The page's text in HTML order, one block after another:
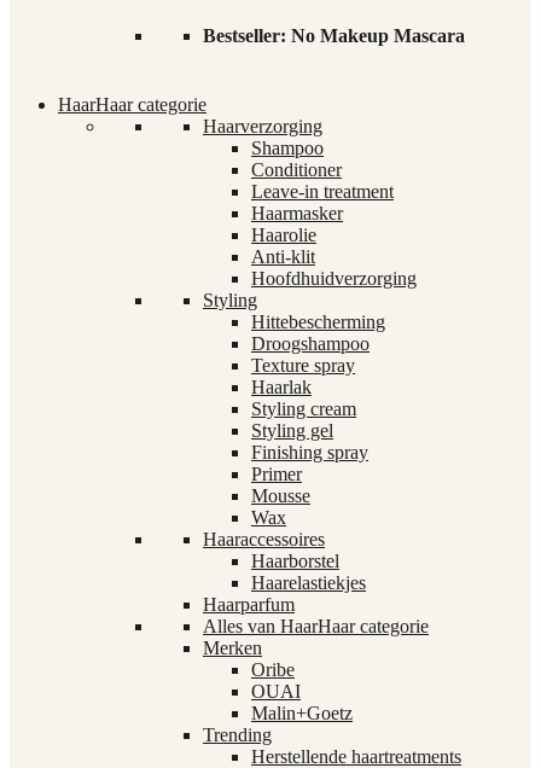
Bestseller: No Makeup Mascara
HaarHaar categorie
Haarverzorging
Shampoo
Conditioner
Leave-in treatment
Haarmasker
Haarolie
Anti-klit
Hoofdhuidverzorging
Styling
Hittebescherming
Droogshampoo
Texture spray
Haarlak
Styling cream
Styling gel
Finishing spray
Primer
Mousse
Wax
Haaraccessoires
Haarborstel
Haarelastiekjes
Haarparfum
Alles van HaarHaar categorie
Merken
Oribe
OUAI
Malin+Goetz
Trending
Herstellende haartreatments